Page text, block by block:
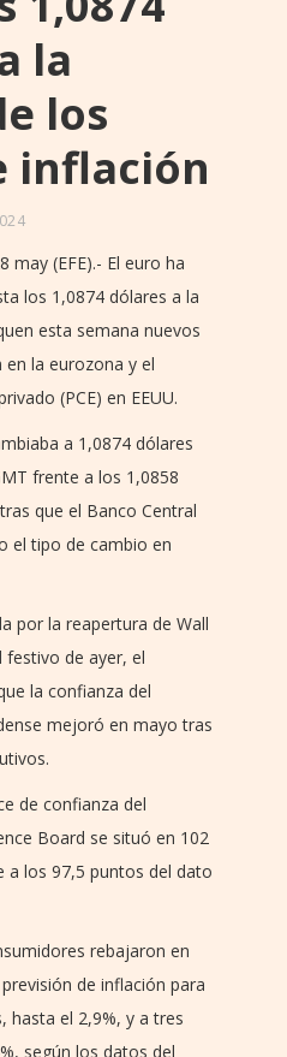
la
los
inflación
may (EFE).- El euro ha
los 1,0874 dólares a la
esta semana nuevos
la eurozona y el
(PCE) en EEUU.
a 1,0874 dólares
frente a los 1,0858
que el Banco Central
el tipo de cambio en
por la reapertura de Wall
festivo de ayer, el
la confianza del
mejoró en mayo tras
de confianza del
Board se situó en 102
los 97,5 puntos del dato
rebajaron en
de inflación para
hasta el 2,9%, y a tres
según los datos del